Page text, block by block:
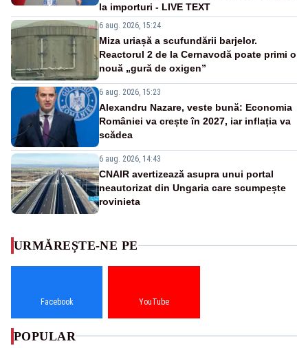
la importuri - LIVE TEXT
6 aug. 2026, 15:24
Miza uriașă a scufundării barjelor.
Reactorul 2 de la Cernavodă poate primi o
nouă „gură de oxigen”
6 aug. 2026, 15:23
Alexandru Nazare, veste bună: Economia
României va crește în 2027, iar inflația va
scădea
6 aug. 2026, 14:43
CNAIR avertizează asupra unui portal
neautorizat din Ungaria care scumpește
rovinieta
URMĂREȘTE-NE PE
Facebook YouTube
POPULAR